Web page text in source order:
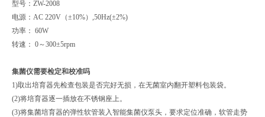
型号：ZW-2008
电源：AC 220V（±10%）,50Hz(±2%)
功率： 60W
转速： 0～300±5rpm
集菌仪需要检定和校准吗
1)取出培育器先检查包装是否完好无损，在无菌室内翻开塑料包装袋。
(2)将培育器逐一插放在不锈钢座上。
(3)将集菌培育器的弹性软管装入智能集菌仪泵头，要求定位准确，软管走势